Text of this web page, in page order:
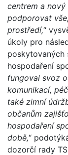
centrem a nový
podporovat
prostředí,“
úkoly pro
poskytovaných
hospodaření
fungoval svoz
komunikací,
také zimní
občanům
hospodaření
době,“
dozorčí rady